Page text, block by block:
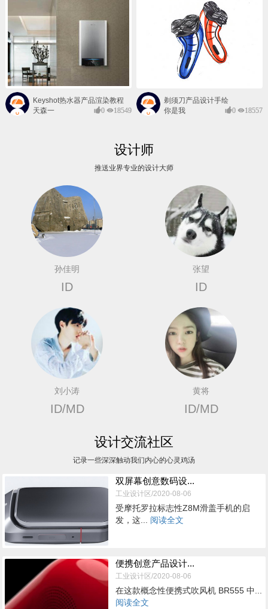
Keyshot热水器产品渲染教程
天森一
0 18549
剃须刀产品设计手绘
你是我
0 18557
设计师
推送业界专业的设计大师
孙佳明
ID
张望
ID
刘小涛
ID/MD
黄将
ID/MD
设计交流社区
记录一些深深触动我们内心的心灵鸡汤
双屏幕创意数码设...
工业设计区/2020-08-06
受摩托罗拉标志性Z8M滑盖手机的启
发，这... 阅读全文
便携创意产品设计...
工业设计区/2020-08-06
在这款概念性便携式吹风机 BR555 中...
阅读全文